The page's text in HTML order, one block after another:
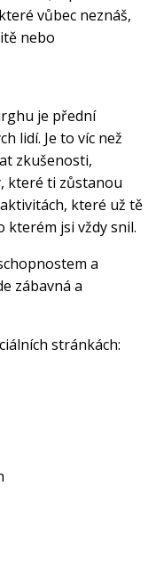
vůbec neznáš,
nebo
je přední
lidí. Je to víc než
zkušenosti,
které ti zůstanou
které už tě
kterém jsi vždy snil.
a
zábavná a
stránkách: